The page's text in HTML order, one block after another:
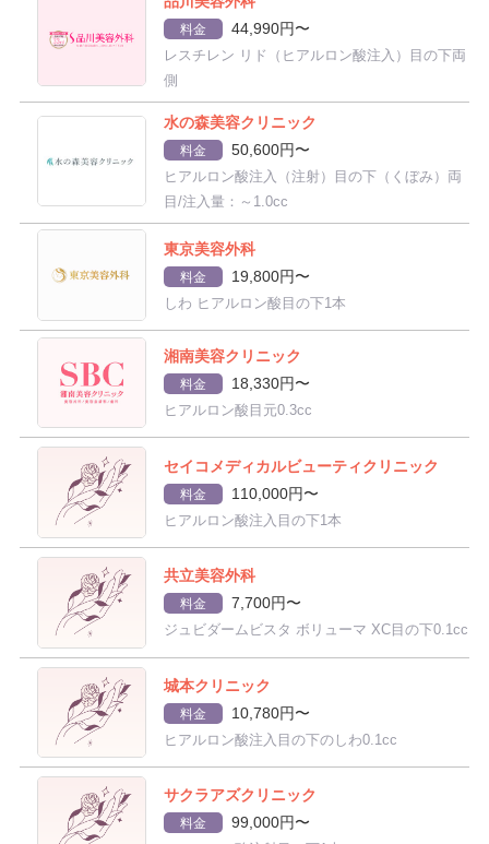
料金 44,990円〜
レスチレン リド（ヒアルロン酸注入）目の下両
側
水の森美容クリニック
料金 50,600円〜
ヒアルロン酸注入（注射）目の下（くぼみ）両
目/注入量：～1.0cc
東京美容外科
料金 19,800円〜
しわ ヒアルロン酸目の下1本
湘南美容クリニック
料金 18,330円〜
ヒアルロン酸目元0.3cc
セイコメディカルビューティクリニック
料金 110,000円〜
ヒアルロン酸注入目の下1本
共立美容外科
料金 7,700円〜
ジュビダームビスタ ボリューマ XC目の下0.1cc
城本クリニック
料金 10,780円〜
ヒアルロン酸注入目の下のしわ0.1cc
サクラアズクリニック
料金 99,000円〜